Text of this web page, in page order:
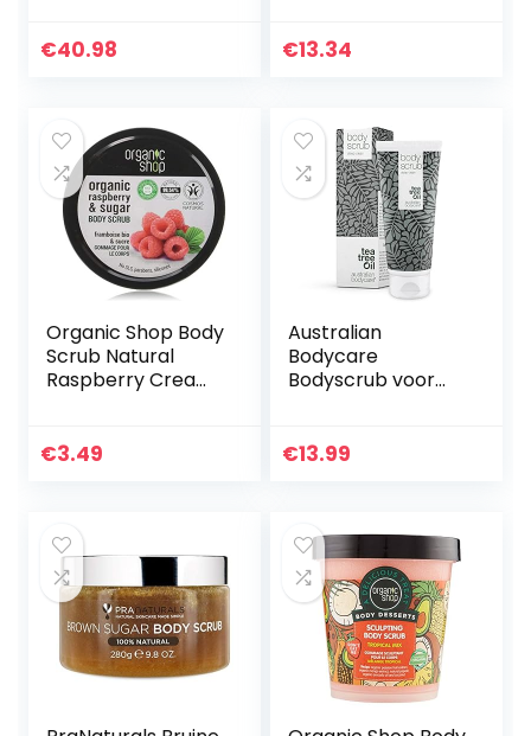
€40.98 €13.34
Organic Shop Body
Scrub Natural
Raspberry Cream
€3.49
Australian
Bodycare
Bodyscrub voor
Tea Tree Olie
de…
€13.99